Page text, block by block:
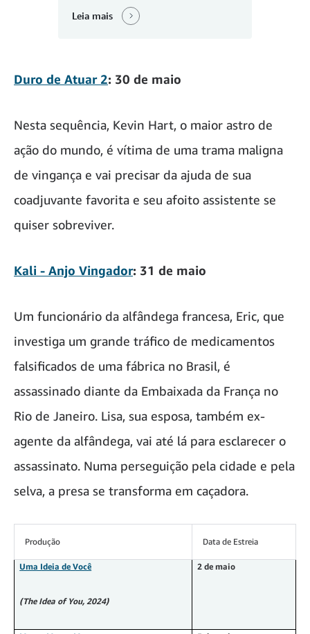
Leia mais
Duro de Atuar 2: 30 de maio
Nesta sequência, Kevin Hart, o maior astro de
ação do mundo, é vítima de uma trama maligna
de vingança e vai precisar da ajuda de sua
coadjuvante favorita e seu afoito assistente se
quiser sobreviver.
Kali - Anjo Vingador: 31 de maio
Um funcionário da alfândega francesa, Eric, que
investiga um grande tráfico de medicamentos
falsificados de uma fábrica no Brasil, é
assassinado diante da Embaixada da França no
Rio de Janeiro. Lisa, sua esposa, também ex-
agente da alfândega, vai até lá para esclarecer o
assassinato. Numa perseguição pela cidade e pela
selva, a presa se transforma em caçadora.
Produção Data de Estreia
Uma Ideia de Você
(The Idea of You, 2024)
2 de maio